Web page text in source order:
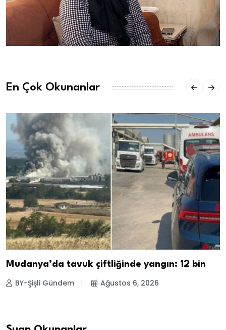
En Çok Okunanlar
Mudanya’da tavuk çiftliğinde yangın: 12 bin
BY-Şişli Gündem Ağustos 6, 2026